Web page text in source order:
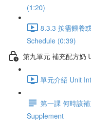
(1:20)
8.3.3 按需餵養
Schedule (0:39)
第九單元 補充配方奶
單元介紹 Unit
第一課 何時該
Supplement